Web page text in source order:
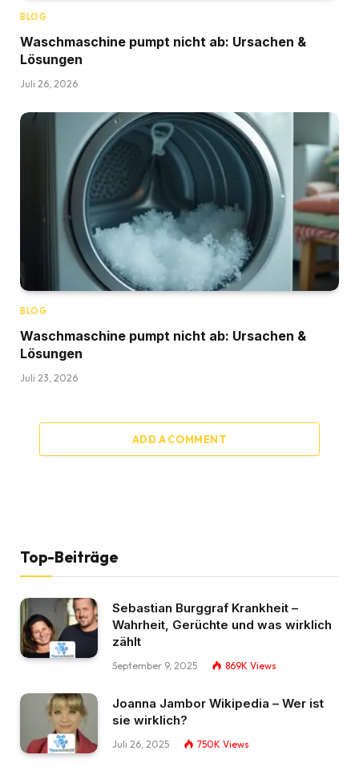
BLOG
Waschmaschine pumpt nicht ab: Ursachen &
Lösungen
Juli 26, 2026
BLOG
Waschmaschine pumpt nicht ab: Ursachen &
Lösungen
Juli 23, 2026
ADD A COMMENT
Top-Beiträge
Sebastian Burggraf Krankheit –
Wahrheit, Gerüchte und was wirklich
zählt
September 9, 2025 869K Views
Joanna Jambor Wikipedia – Wer ist
sie wirklich?
Juli 26, 2025 750K Views